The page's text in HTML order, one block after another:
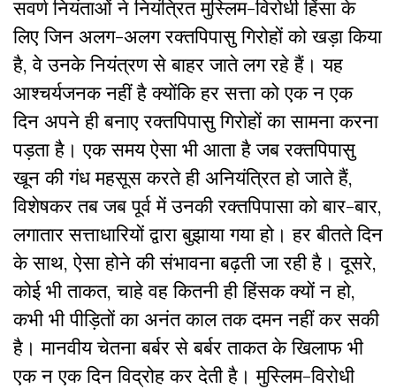
सवर्ण नियंताओं ने नियंत्रित मुस्लिम-विरोधी हिंसा के
लिए जिन अलग-अलग रक्तपिपासु गिरोहों को खड़ा किया
है, वे उनके नियंत्रण से बाहर जाते लग रहे हैं। यह
आश्चर्यजनक नहीं है क्योंकि हर सत्ता को एक न एक
दिन अपने ही बनाए रक्तपिपासु गिरोहों का सामना करना
पड़ता है। एक समय ऐसा भी आता है जब रक्तपिपासु
खून की गंध महसूस करते ही अनियंत्रित हो जाते हैं,
विशेषकर तब जब पूर्व में उनकी रक्तपिपासा को बार-बार,
लगातार सत्ताधारियों द्वारा बुझाया गया हो। हर बीतते दिन
के साथ, ऐसा होने की संभावना बढ़ती जा रही है। दूसरे,
कोई भी ताकत, चाहे वह कितनी ही हिंसक क्यों न हो,
कभी भी पीड़ितों का अनंत काल तक दमन नहीं कर सकी
है। मानवीय चेतना बर्बर से बर्बर ताकत के खिलाफ भी
एक न एक दिन विद्रोह कर देती है। मुस्लिम-विरोधी